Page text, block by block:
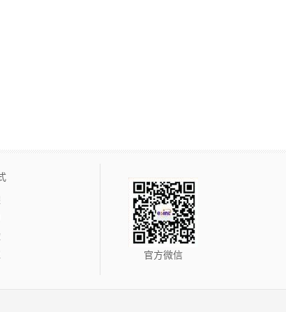
官方微信